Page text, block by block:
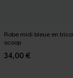
Robe midi bleue en
scoop
34,00 €